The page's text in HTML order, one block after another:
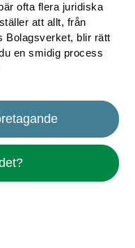
ofta flera juridiska
att allt, från
Bolagsverket, blir rätt
en smidig process